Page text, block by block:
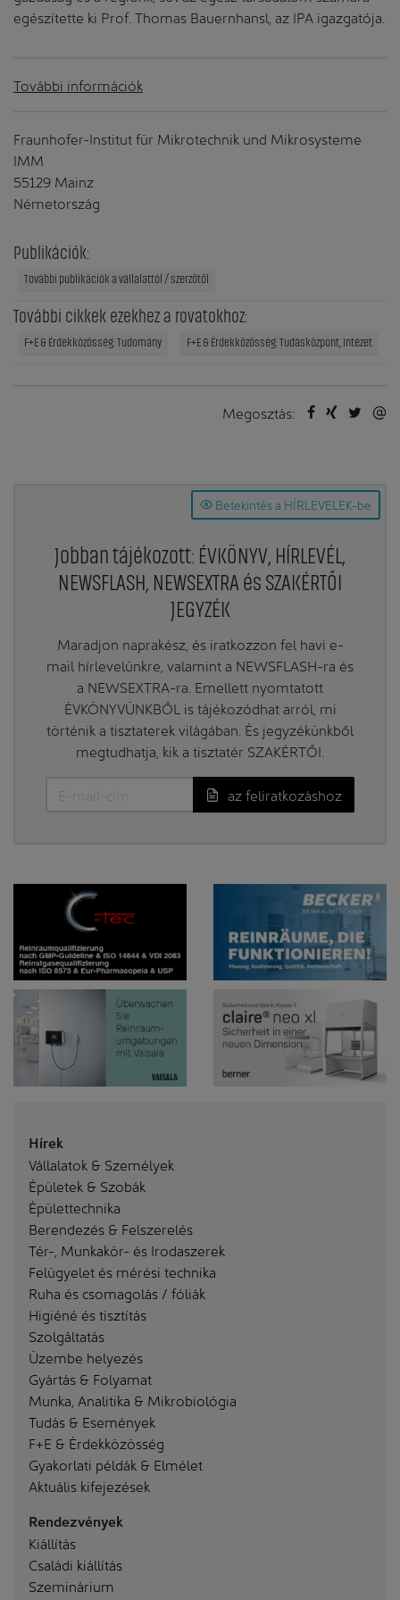
egészítette ki Prof. Thomas Bauernhansl, az IPA igazgatója.
További információk
Fraunhofer-Institut für Mikrotechnik und Mikrosysteme
IMM
55129 Mainz
Németország
Publikációk:
További publikációk a vállalattól / szerzőtől
További cikkek ezekhez a rovatokhoz:
F+E & Érdekközösség: Tudomány F+E & Érdekközösség: Tudásközpont, Intézet
Megosztás:
Betekintés a HÍRLEVELEK-be
Jobban tájékozott: ÉVKÖNYV, HÍRLEVÉL,
NEWSFLASH, NEWSEXTRA és SZAKÉRTŐI
JEGYZÉK
Maradjon naprakész, és iratkozzon fel havi e-
mail hírlevelünkre, valamint a NEWSFLASH-ra és
a NEWSEXTRA-ra. Emellett nyomtatott
ÉVKÖNYVÜNKBŐL is tájékozódhat arról, mi
történik a tisztaterek világában. És jegyzékünkből
megtudhatja, kik a tisztatér SZAKÉRTŐI.
az feliratkozáshoz
Hírek
Vállalatok & Személyek
Épületek & Szobák
Épülettechnika
Berendezés & Felszerelés
Tér-, Munkakör- és Irodaszerek
Felügyelet és mérési technika
Ruha és csomagolás / fóliák
Higiéné és tisztítás
Szolgáltatás
Üzembe helyezés
Gyártás & Folyamat
Munka, Analitika & Mikrobiológia
Tudás & Események
F+E & Érdekközösség
Gyakorlati példák & Elmélet
Aktuális kifejezések
Rendezvények
Kiállítás
Családi kiállítás
Szeminárium